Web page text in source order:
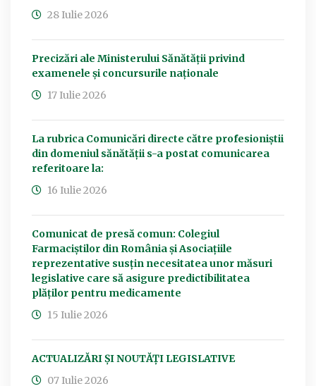
28 Iulie 2026
Precizări ale Ministerului Sănătății privind
examenele și concursurile naționale
17 Iulie 2026
La rubrica Comunicări directe către profesioniștii
din domeniul sănătății s-a postat comunicarea
referitoare la:
16 Iulie 2026
Comunicat de presă comun: Colegiul
Farmaciștilor din România și Asociațiile
reprezentative susțin necesitatea unor măsuri
legislative care să asigure predictibilitatea
plăților pentru medicamente
15 Iulie 2026
ACTUALIZĂRI ȘI NOUTĂȚI LEGISLATIVE
07 Iulie 2026